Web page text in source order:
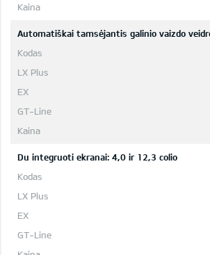
Automatiškai tamsėjantis galinio vaizdo
Du integruoti ekranai: 4,0 ir 12,3 colio